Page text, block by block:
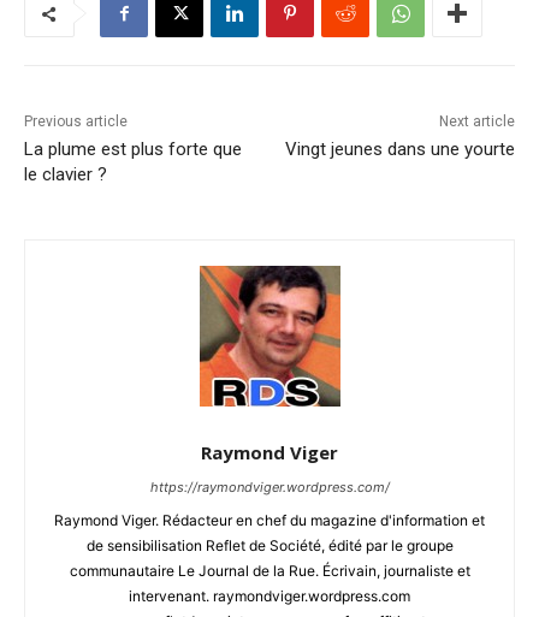
Previous article
La plume est plus forte que
le clavier ?
Next article
Vingt jeunes dans une yourte
Raymond Viger
https://raymondviger.wordpress.com/
Raymond Viger. Rédacteur en chef du magazine d'information et
de sensibilisation Reflet de Société, édité par le groupe
communautaire Le Journal de la Rue. Écrivain, journaliste et
intervenant. raymondviger.wordpress.com